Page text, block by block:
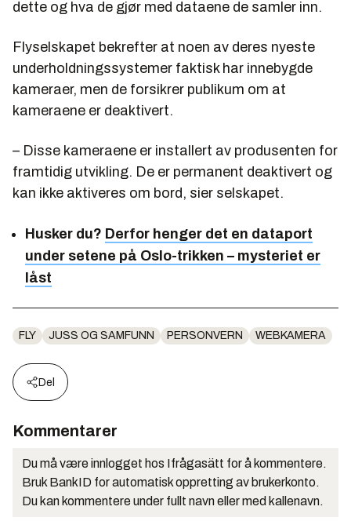
dette og hva de gjør med dataene de samler inn.
Flyselskapet bekrefter at noen av deres nyeste
underholdningssystemer faktisk har innebygde
kameraer, men de forsikrer publikum om at
kameraene er deaktivert.
– Disse kameraene er installert av produsenten for
framtidig utvikling. De er permanent deaktivert og
kan ikke aktiveres om bord, sier selskapet.
Husker du? Derfor henger det en dataport
under setene på Oslo-trikken – mysteriet er
låst
FLY JUSS OG SAMFUNN PERSONVERN WEBKAMERA
Del
Kommentarer
Du må være innlogget hos Ifrågasätt for å kommentere.
Bruk BankID for automatisk oppretting av brukerkonto.
Du kan kommentere under fullt navn eller med kallenavn.